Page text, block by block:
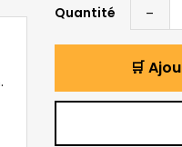
Quantité -
🛒